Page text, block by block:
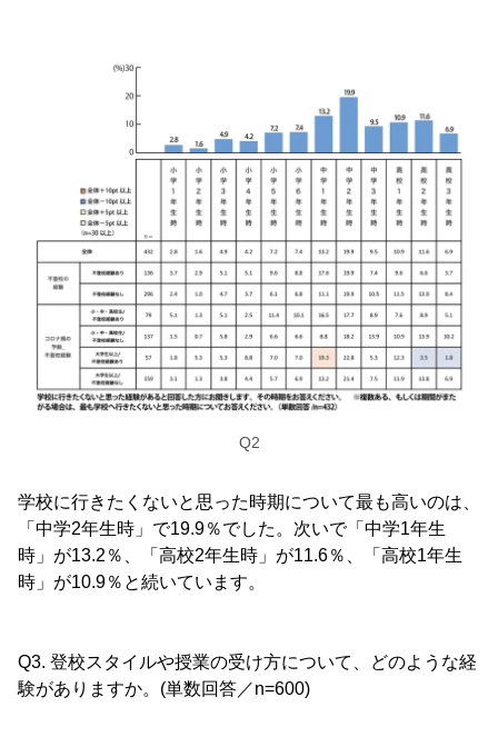
Q2
学校に行きたくないと思った時期について最も高いのは、
「中学2年生時」で19.9％でした。次いで「中学1年生
時」が13.2％、「高校2年生時」が11.6％、「高校1年生
時」が10.9％と続いています。
Q3. 登校スタイルや授業の受け方について、どのような経
験がありますか。(単数回答／n=600)